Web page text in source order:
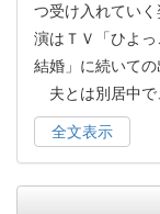
つ受け入れてい
演はＴＶ「ひよ
結婚」に続いての
夫とは別居中で
全文表示